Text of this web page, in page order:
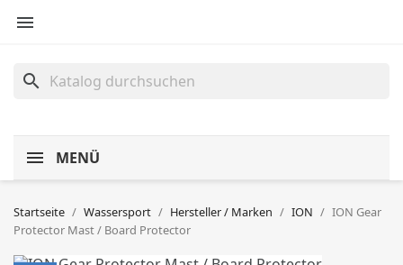

search
MENÜ
Startseite Wassersport Hersteller / Marken ION
ION Gear
Protector Mast / Board Protector